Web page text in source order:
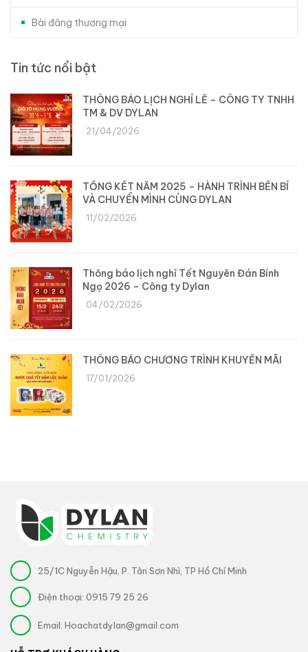
Bài đăng thương mại
Tin tức nổi bật
THÔNG BÁO LỊCH NGHỈ LỄ – CÔNG TY TNHH
TM & DV DYLAN
21/04/2026
TỔNG KẾT NĂM 2025 – HÀNH TRÌNH BỀN BỈ
VÀ CHUYỂN MÌNH CÙNG DYLAN
11/02/2026
Thông báo lịch nghỉ Tết Nguyên Đán Bính
Ngọ 2026 – Công ty Dylan
04/02/2026
THÔNG BÁO CHƯƠNG TRÌNH KHUYẾN MÃI
17/01/2026
25/1C Nguyễn Hậu, P. Tân Sơn Nhì, TP Hồ Chí Minh
Điện thoại: 0915 79 25 26
Email: Hoachatdylan@gmail.com